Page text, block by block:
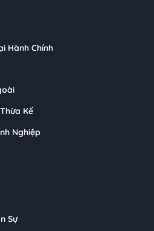
Hành Chính
Kế
Nghiệp
Sự